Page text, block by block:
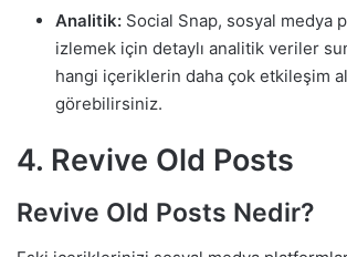
Analitik: Social Snap, sosyal medya
izlemek için detaylı analitik veriler
hangi içeriklerin daha çok etkileşim
görebilirsiniz.
4. Revive Old Posts
Revive Old Posts Nedir?